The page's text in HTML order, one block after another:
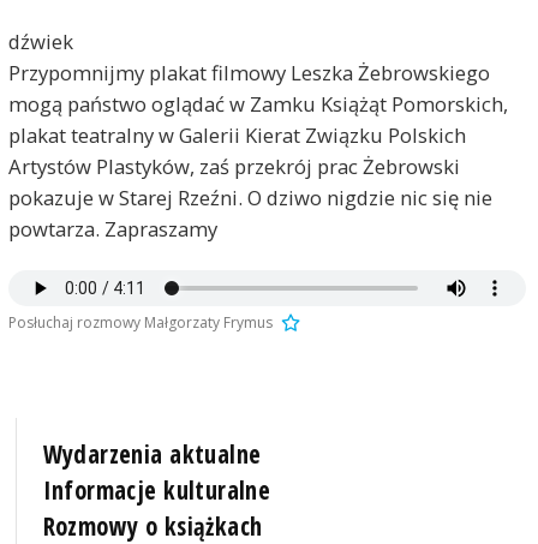
dźwiek
Przypomnijmy plakat filmowy Leszka Żebrowskiego
mogą państwo oglądać w Zamku Książąt Pomorskich,
plakat teatralny w Galerii Kierat Związku Polskich
Artystów Plastyków, zaś przekrój prac Żebrowski
pokazuje w Starej Rzeźni. O dziwo nigdzie nic się nie
powtarza. Zapraszamy
Posłuchaj rozmowy Małgorzaty Frymus
Wydarzenia aktualne
Informacje kulturalne
Rozmowy o książkach